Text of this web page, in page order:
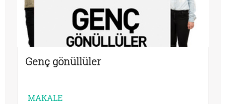
Genç gönüllüler
MAKALE